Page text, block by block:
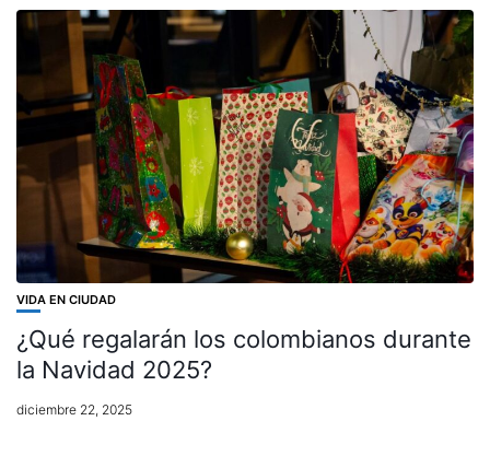
VIDA EN CIUDAD
¿Qué regalarán los colombianos durante
la Navidad 2025?
diciembre 22, 2025